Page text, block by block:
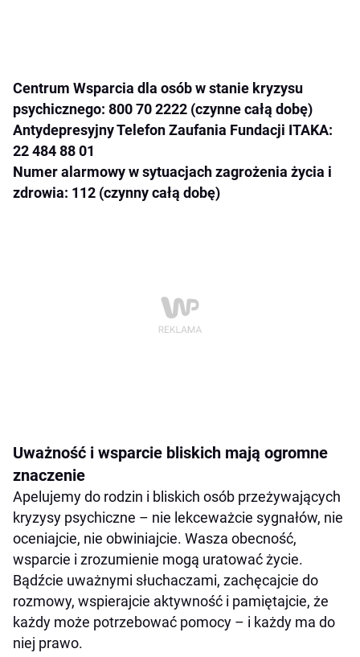
Centrum Wsparcia dla osób w stanie kryzysu
psychicznego: 800 70 2222 (czynne całą dobę)
Antydepresyjny Telefon Zaufania Fundacji ITAKA:
22 484 88 01
Numer alarmowy w sytuacjach zagrożenia życia i
zdrowia: 112 (czynny całą dobę)
Uważność i wsparcie bliskich mają ogromne
znaczenie
Apelujemy do rodzin i bliskich osób przeżywających
kryzysy psychiczne – nie lekceważcie sygnałów, nie
oceniajcie, nie obwiniajcie. Wasza obecność,
wsparcie i zrozumienie mogą uratować życie.
Bądźcie uważnymi słuchaczami, zachęcajcie do
rozmowy, wspierajcie aktywność i pamiętajcie, że
każdy może potrzebować pomocy – i każdy ma do
niej prawo.